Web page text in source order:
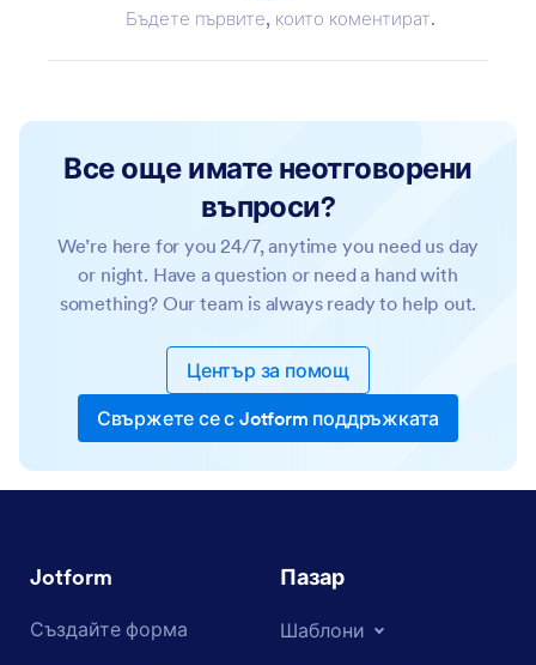
Бъдете първите, които коментират.
Все още имате неотговорени
въпроси?
We’re here for you 24/7, anytime you need us day
or night. Have a question or need a hand with
something? Our team is always ready to help out.
Център за помощ
Свържете се с Jotform поддръжката
Jotform
Създайте форма
Пазар
Шаблони